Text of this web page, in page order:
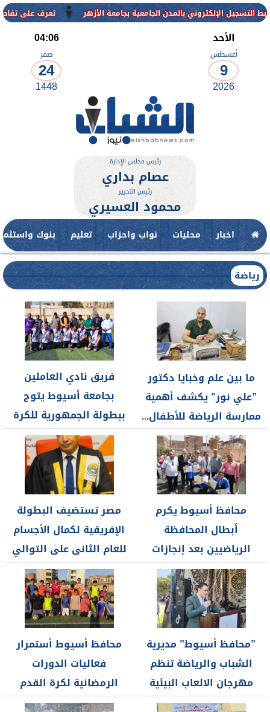
تعرف على تفاصيل وشروط بالمدن الجامعية بجامعة الأزهر
الأحد
أغسطس
9
2026
04:06
صفر
24
1448
رئيس مجلس الإدارة
عصام بداري
رئيس التحرير
محمود العسيري
اخبار محليات نواب واحزاب تعليم بنوك
رياضة
ما بين علم وخبايا دكتور
”علي نور” يكشف أهمية
ممارسة الرياضة للأطفال...
فريق نادي العاملين
بجامعة أسيوط يتوج
ببطولة الجمهورية للكرة
الطائرة ويحصد المركز...
محافظ أسيوط يكرم
أبطال المحافظة
الرياضيين بعد إنجازات
عربية ودولية مشرفة
ويؤكد:...
مصر تستضيف البطولة
الإفريقية لكمال الأجسام
للعام الثانى على التوالي
في مدينة...
”محافظ أسيوط” مديرية
الشباب والرياضة تنظم
مهرجان الالعاب البيئية
والتراثية بمركز شباب...
محافظ أسيوط أستمرار
فعاليات الدورات
الرمضانية لكرة القدم
بمراكز الشباب